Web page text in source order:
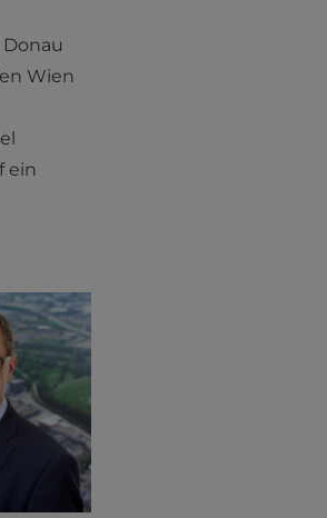
Wien
ein